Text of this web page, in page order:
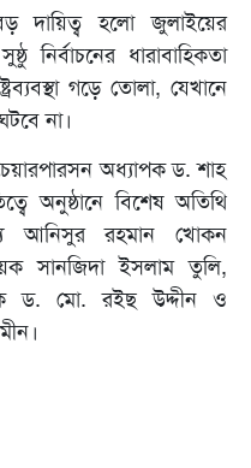
দায়িত্ব হলো জুলাইয়ের
ধারাবাহিকতা
গড়ে তোলা, যেখানে
না।
অধ্যাপক ড. শাহ
অনুষ্ঠানে বিশেষ অতিথি
আনিসুর রহমান খোকন
সানজিদা ইসলাম তুলি,
ড. মো. রইছ উদ্দীন ও